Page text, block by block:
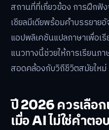
สถานที่ที่เกี่ยวข้อง การฝึกฟั
เชียลมีเดียพร้อมคำบรรยาย
แอปพลิเคชันแปลภาษาเพื่อ
แนวทางนี้ช่วยให้การเรียนภา
สอดคล้องกับวิถีชีวิตสมัยใหม่
ปี 2026 ควรเลือก
เมื่อ AI ไม่ใช่คำต